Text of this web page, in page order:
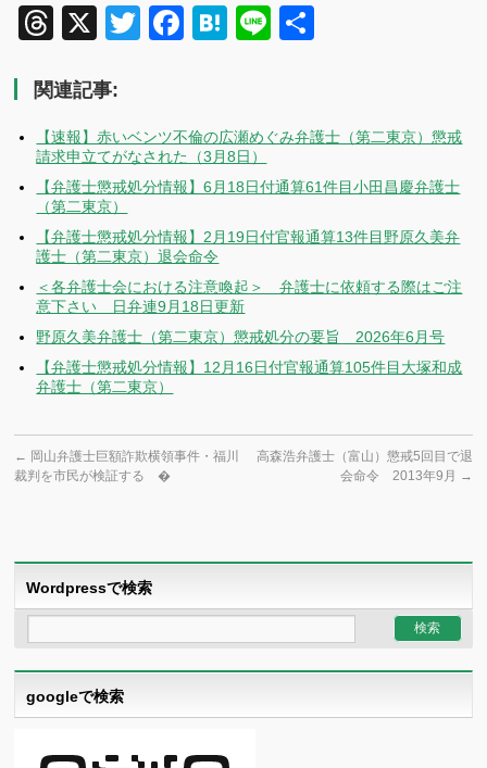
Threads
X TwitterFacebook
Hatena
Line
関連記事:
【速報】赤いベンツ不倫の広瀬めぐみ弁護士（第二東京）懲戒
請求申立てがなされた（3月8日）
【弁護士懲戒処分情報】6月18日付通算61件目小田昌慶弁護士
（第二東京）
【弁護士懲戒処分情報】2月19日付官報通算13件目野原久美弁
護士（第二東京）退会命令
＜各弁護士会における注意喚起＞ 弁護士に依頼する際はご注
意下さい 日弁連9月18日更新
野原久美弁護士（第二東京）懲戒処分の要旨 2026年6月号
【弁護士懲戒処分情報】12月16日付官報通算105件目大塚和成
弁護士（第二東京）
← 岡山弁護士巨額詐欺横領事件・福川
裁判を市民が検証する �
高森浩弁護士（富山）懲戒5回目で退
会命令 2013年9月 →
Wordpressで検索
googleで検索